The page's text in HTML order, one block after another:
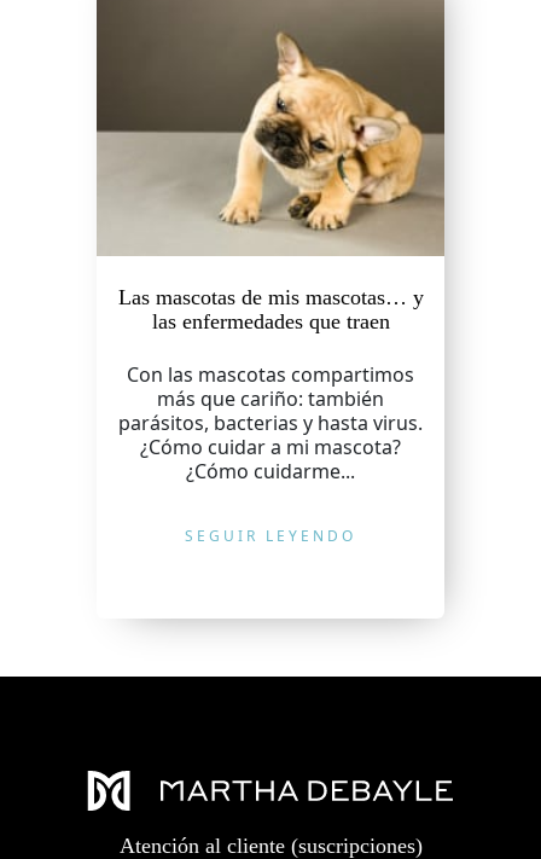
Las mascotas de mis mascotas… y
las enfermedades que traen
Con las mascotas compartimos
más que cariño: también
parásitos, bacterias y hasta virus.
¿Cómo cuidar a mi mascota?
¿Cómo cuidarme...
SEGUIR LEYENDO
Atención al cliente (suscripciones)